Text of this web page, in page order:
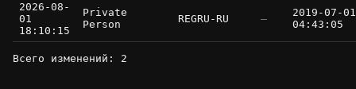
2026-08-
01
18:10:15
Private
Person
REGRU-RU —
2019-07-01
04:43:05
Всего изменений: 2